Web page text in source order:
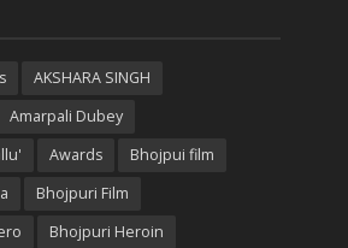
AKSHARA SINGH
Amarpali Dubey
Awards
Bhojpui film
Bhojpuri Film
Bhojpuri Heroin